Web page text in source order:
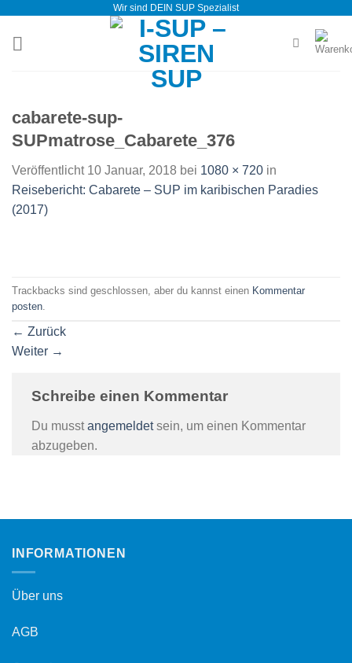
springen
Wir sind DEIN SUP Spezialist
cabarete-sup-
SUPmatrose_Cabarete_376
Veröffentlicht 10 Januar, 2018 bei 1080 × 720 in
Reisebericht: Cabarete – SUP im karibischen Paradies
(2017)
Trackbacks sind geschlossen, aber du kannst einen Kommentar
posten
← Zurück
Weiter →
Schreibe einen Kommentar
Du musstangemeldetsein, um einen Kommentar
abzugeben.
INFORMATIONEN
Über uns
AGB